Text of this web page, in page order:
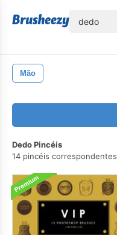
Mão
Dedo Pincéis
14 pincéis correspondentes